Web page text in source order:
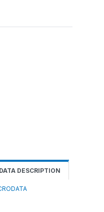
DATA DESCRIPTION